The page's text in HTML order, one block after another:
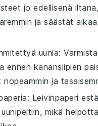
jo edellisenä
ja säästät
uunia:
ennen kanansiipien
ja
: Leivinpaperi
mikä